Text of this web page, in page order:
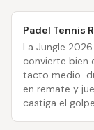
Padel Tennis
La Jungle
convierte bien
tacto medio-
en remate y
castiga el